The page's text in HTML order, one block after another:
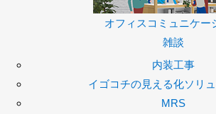
オフィスコミュニケー
雑談
内装工事
イゴコチの見える化ソリ
MRS